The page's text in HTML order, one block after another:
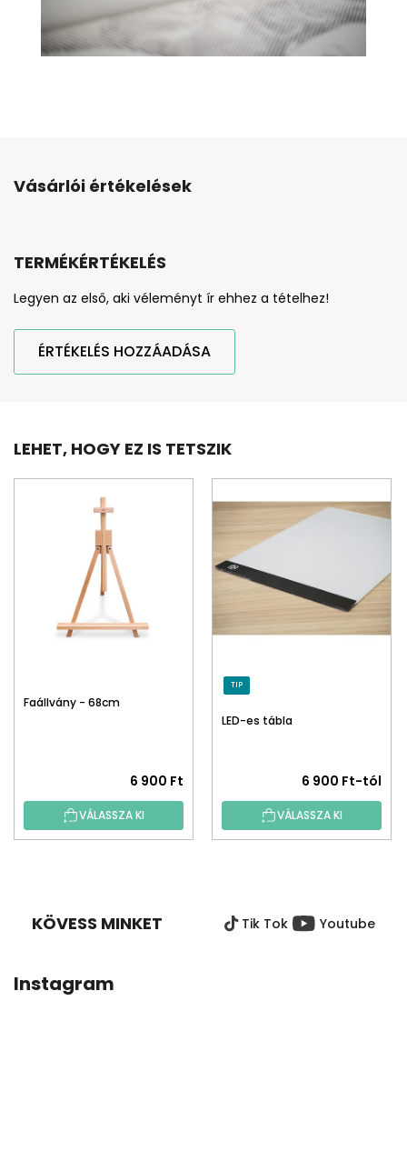
Vásárlói értékelések
TERMÉKÉRTÉKELÉS
Legyen az első, aki véleményt ír ehhez a tételhez!
ÉRTÉKELÉS HOZZÁADÁSA
LEHET, HOGY EZ IS TETSZIK
Faállvány - 68cm
6 900 Ft
VÁLASSZA KI
TIP
LED-es tábla
6 900 Ft-tól
VÁLASSZA KI
KÖVESS MINKET Tik Tok Youtube
Instagram